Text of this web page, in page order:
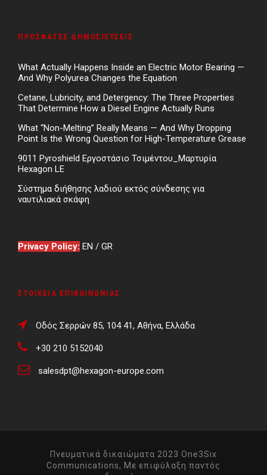
ΠΡΌΣΦΑΤΕΣ ΔΗΜΟΣΙΕΎΣΕΙΣ
What Actually Happens Inside an Electric Motor Bearing —
And Why Polyurea Changes the Equation
Cetane, Lubricity, and Detergency: The Three Properties
That Determine How a Diesel Engine Actually Runs
What “Non-Melting” Really Means — And Why Dropping
Point Is the Wrong Question for High-Temperature Grease
9011 Pyroshield Εργοστάσιο Τσιμέντου_Μαρτυρία
Hexagon LE
Σύστημα διήθησης λαδιού εκτός σύνδεσης για
ναυτιλιακά σκάφη
Privacy Policy: EN / GR
ΣΤΟΙΧΕΊΑ ΕΠΙΚΟΙΝΩΝΊΑΣ
Οδός Σερρών 85, 104 41, Αθήνα, Ελλάδα
+30 210 5152040
salesdpt@hexagon-europe.com
Πνευματικά δικαιώματα 2023 One3Six
Communications, Με επιφύλαξη παντός